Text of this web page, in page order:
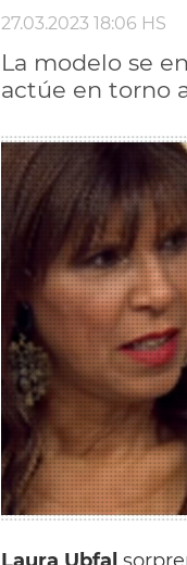
27.03.2023 18:06 HS
La modelo se
actúe en torno
Laura Ubfal